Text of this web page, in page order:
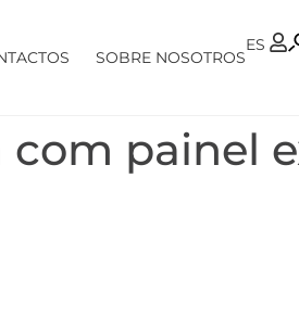
SOBRE NOSOTROS
ES
PT
com painel